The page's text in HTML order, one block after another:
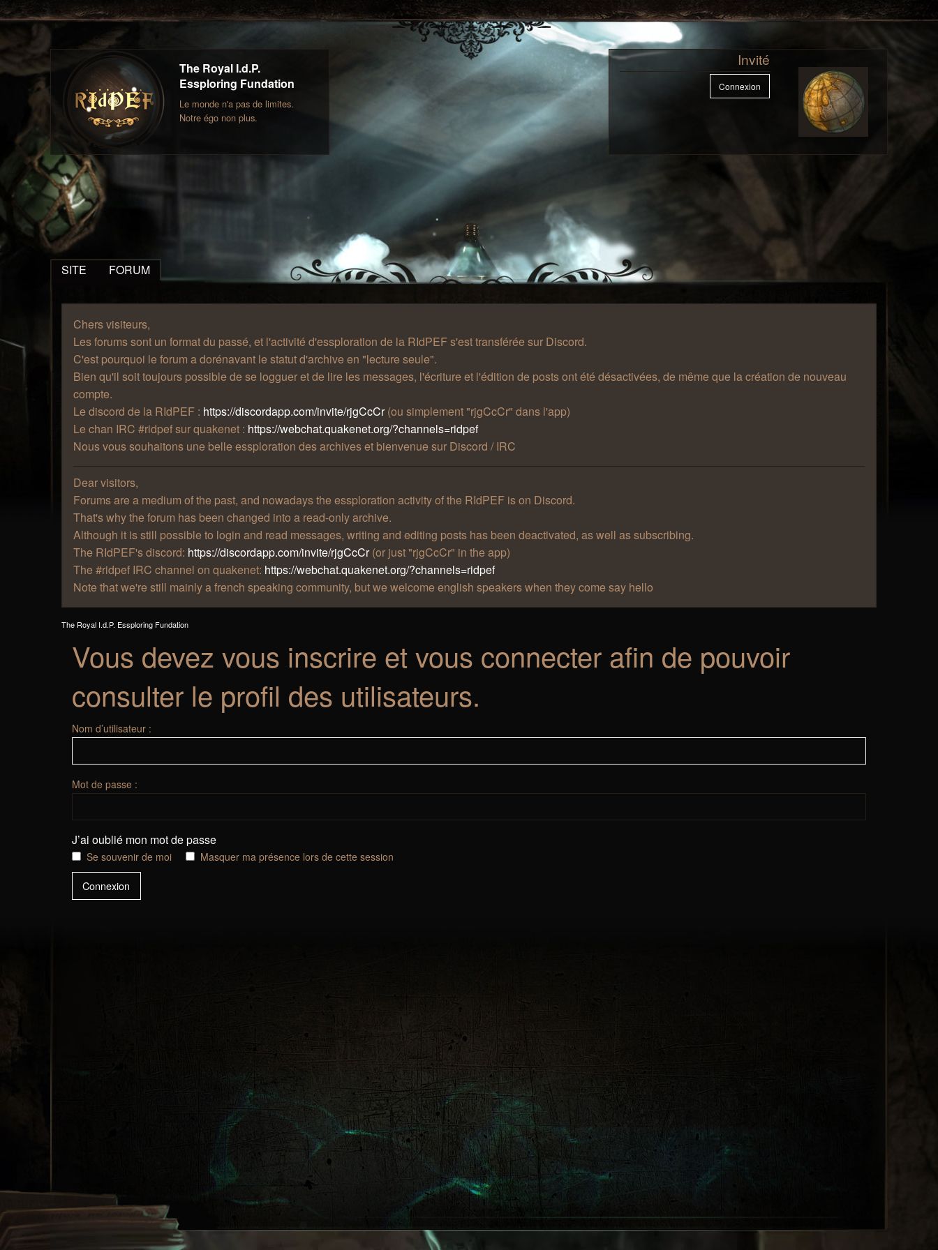
The Royal I.d.P.
Essploring Fundation
Le monde n'a pas de limites.
Notre égo non plus.
Invité
Connexion
SITE FORUM
Chers visiteurs,
Les forums sont un format du passé, et l'activité d'essploration de la RIdPEF s'est transférée sur Discord.
C'est pourquoi le forum a dorénavant le statut d'archive en "lecture seule".
Bien qu'il soit toujours possible de se logguer et de lire les messages, l'écriture et l'édition de posts ont été désactivées, de même que la création de nouveau
compte.
Le discord de la RIdPEF : https://discordapp.com/invite/rjgCcCr(ou simplement "rjgCcCr" dans l'app)
Le chan IRC #ridpef sur quakenet : https://webchat.quakenet.org/?channels=ridpef
Nous vous souhaitons une belle essploration des archives et bienvenue sur Discord / IRC
Dear visitors,
Forums are a medium of the past, and nowadays the essploration activity of the RIdPEF is on Discord.
That's why the forum has been changed into a read-only archive.
Although it is still possible to login and read messages, writing and editing posts has been deactivated, as well as subscribing.
The RIdPEF's discord: https://discordapp.com/invite/rjgCcCr(or just "rjgCcCr" in the app)
The #ridpef IRC channel on quakenet: https://webchat.quakenet.org/?channels=ridpef
Note that we're still mainly a french speaking community, but we welcome english speakers when they come say hello
The Royal I.d.P. Essploring Fundation
Vous devez vous inscrire et vous connecter afin de pouvoir
consulter le profil des utilisateurs.
Nom d’utilisateur :
Mot de passe :
J’ai oublié mon mot de passe
Se souvenir de moi Masquer ma présence lors de cette session